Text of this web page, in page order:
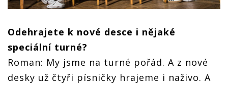
Odehrajete k nové desce i nějaké
speciální turné?
Roman: My jsme na turné pořád. A z nové
desky už čtyři písničky hrajeme i naživo. A